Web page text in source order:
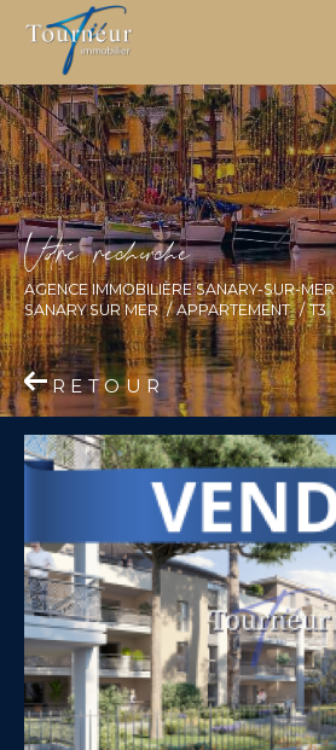
Vore recece
AGENCE IMMOBILIÈRE SANARY-SUR-MER
SANARY SUR MER
APPARTEMENT T3
RETOUR